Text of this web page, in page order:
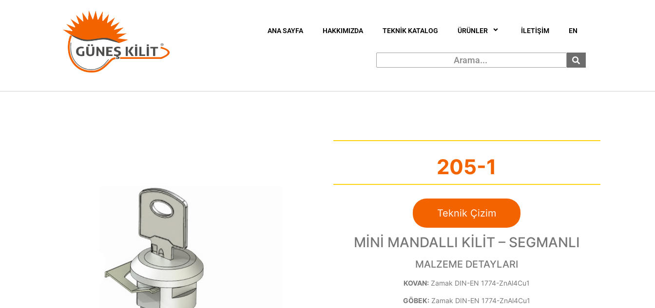
ANA SAYFA HAKKIMIZDA TEKNİK KATALOG ÜRÜNLER İLETİŞİM EN
205-1
Teknik Çizim
MİNİ MANDALLI KİLİT – SEGMANLI
MALZEME DETAYLARI
KOVAN: Zamak DIN-EN 1774-ZnAl4Cu1
GÖBEK: Zamak DIN-EN 1774-ZnAl4Cu1